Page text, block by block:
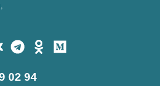
02 94